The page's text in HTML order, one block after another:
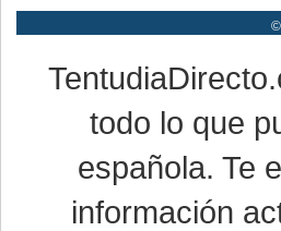
todo lo que
española. Te
información